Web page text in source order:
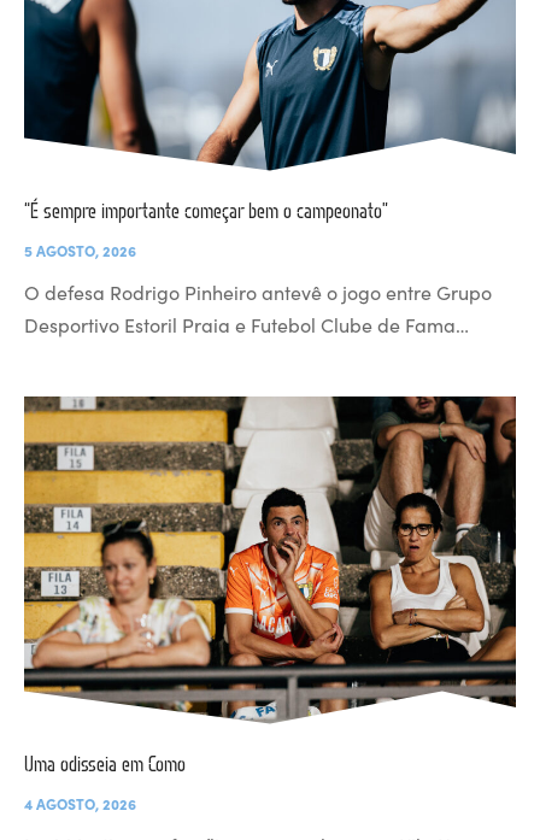
“É sempre importante começar bem o campeonato”
5 AGOSTO, 2026
O defesa Rodrigo Pinheiro antevê o jogo entre Grupo
Desportivo Estoril Praia e Futebol Clube de Fama…
Uma odisseia em Como
4 AGOSTO, 2026